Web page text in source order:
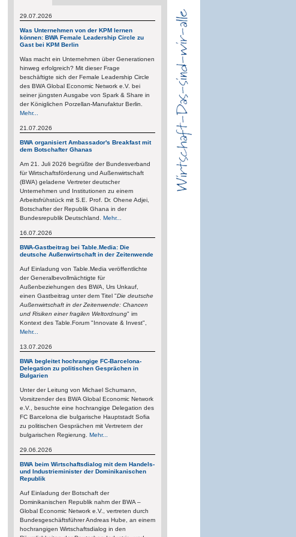
29.07.2026
Was Unternehmen von der KPM lernen
können: BWA Female Leadership Circle zu
Gast bei KPM Berlin
Was macht ein Unternehmen über Generationen
hinweg erfolgreich? Mit dieser Frage
beschäftigte sich der Female Leadership Circle
des BWA Global Economic Network e.V. bei
seiner jüngsten Ausgabe von Spark & Share in
der Königlichen Porzellan-Manufaktur Berlin.
Mehr...
21.07.2026
BWA organisiert Ambassador's Breakfast mit
dem Botschafter Ghanas
Am 21. Juli 2026 begrüßte der Bundesverband
für Wirtschaftsförderung und Außenwirtschaft
(BWA) geladene Vertreter deutscher
Unternehmen und Institutionen zu einem
Arbeitsfrühstück mit S.E. Prof. Dr. Ohene Adjei,
Botschafter der Republik Ghana in der
Bundesrepublik Deutschland.Mehr...
16.07.2026
BWA-Gastbeitrag bei Table.Media: Die
deutsche Außenwirtschaft in der Zeitenwende
Auf Einladung von Table.Media veröffentlichte
der Generalbevollmächtigte für
Außenbeziehungen des BWA, Urs Unkauf,
einen Gastbeitrag unter dem Titel "Die deutsche
Außenwirtschaft in der Zeitenwende: Chancen
und Risiken einer fragilen Weltordnung" im
Kontext des Table.Forum "Innovate & Invest",
Mehr...
13.07.2026
BWA begleitet hochrangige FC-Barcelona-
Delegation zu politischen Gesprächen in
Bulgarien
Unter der Leitung von Michael Schumann,
Vorsitzender des BWA Global Economic Network
e.V., besuchte eine hochrangige Delegation des
FC Barcelona die bulgarische Hauptstadt Sofia
zu politischen Gesprächen mit Vertretern der
bulgarischen Regierung.Mehr...
29.06.2026
BWA beim Wirtschaftsdialog mit dem Handels-
und Industrieminister der Dominikanischen
Republik
Auf Einladung der Botschaft der
Dominikanischen Republik nahm der BWA –
Global Economic Network e.V., vertreten durch
Bundesgeschäftsführer Andreas Hube, an einem
hochrangigen Wirtschaftsdialog in den